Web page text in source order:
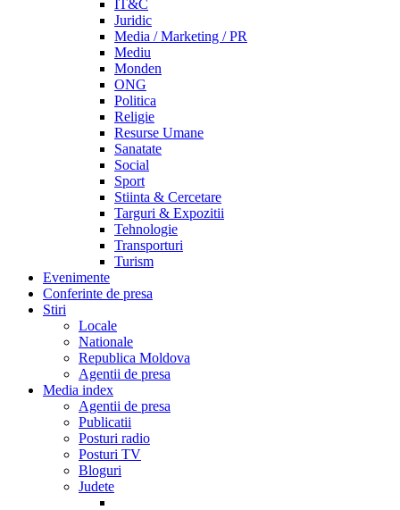
IT&C
Juridic
Media / Marketing / PR
Mediu
Monden
ONG
Politica
Religie
Resurse Umane
Sanatate
Social
Sport
Stiinta & Cercetare
Targuri & Expozitii
Tehnologie
Transporturi
Turism
Evenimente
Conferinte de presa
Stiri
Locale
Nationale
Republica Moldova
Agentii de presa
Media index
Agentii de presa
Publicatii
Posturi radio
Posturi TV
Bloguri
Judete